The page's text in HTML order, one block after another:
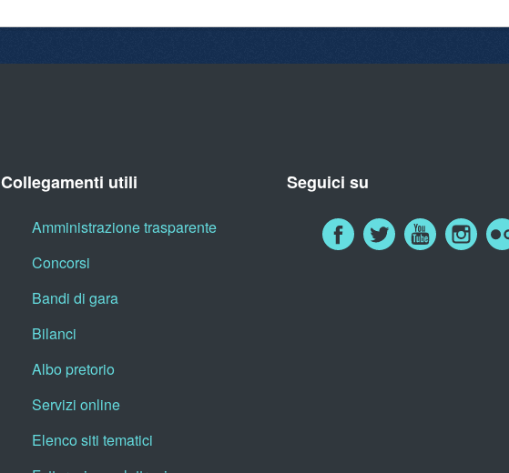
Collegamenti utili
Amministrazione trasparente
Concorsi
Bandi di gara
Bilanci
Albo pretorio
Servizi online
Elenco siti tematici
Seguici su